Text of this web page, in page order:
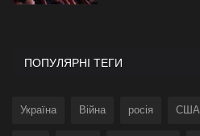
ПОПУЛЯРНІ ТЕГИ
Україна Війна росія США